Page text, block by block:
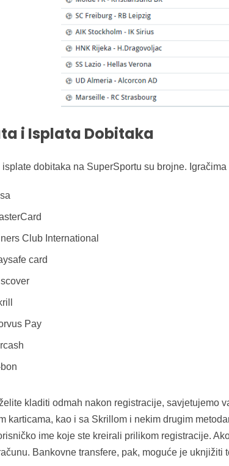
i Isplata Dobitaka
isplate dobitaka na SuperSportu su brojne.
Club International
card
Pay
kladiti odmah nakon registracije, savjetujemo
karticama, kao i sa Skrillom i nekim drugim
ime koje ste kreirali prilikom registracije.
Bankovne transfere, pak, moguće je